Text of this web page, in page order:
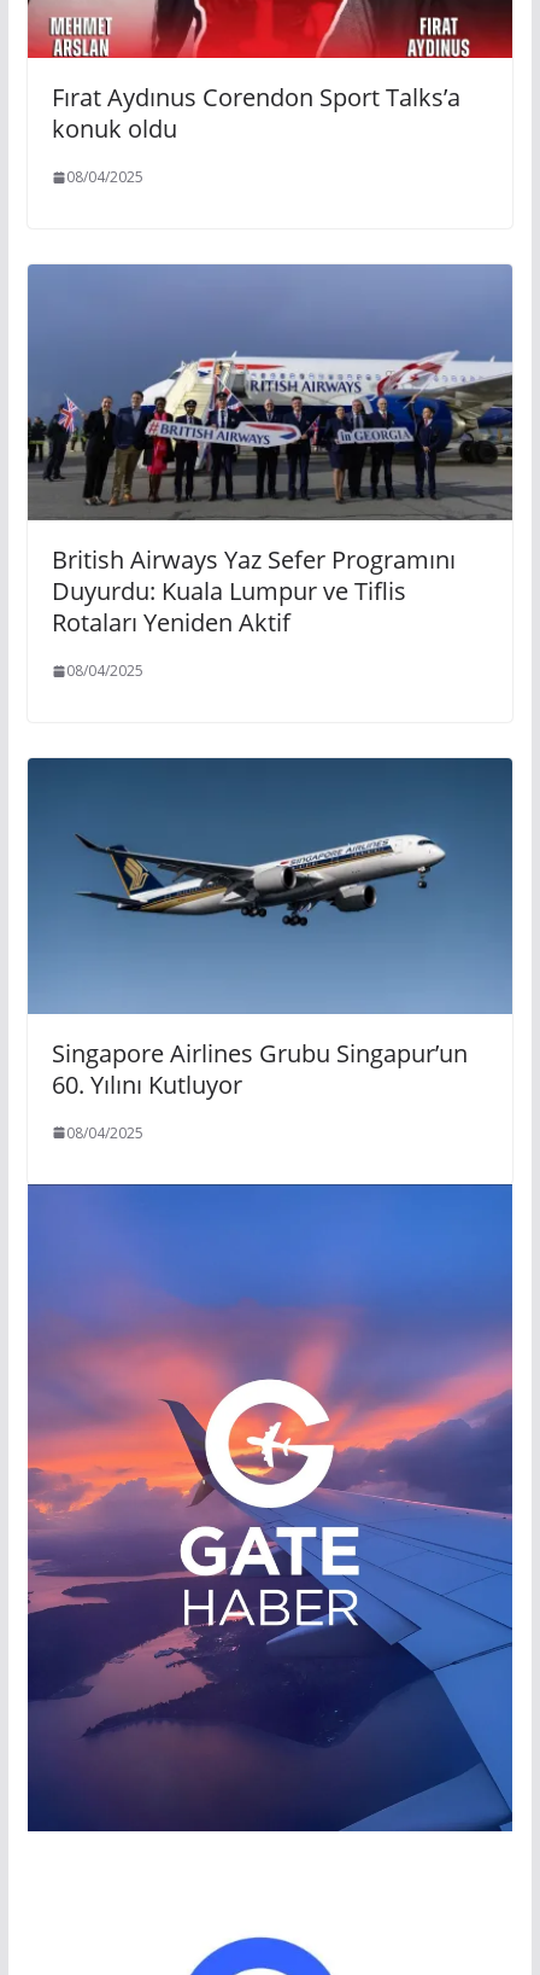
Fırat Aydınus Corendon Sport Talks’a
konuk oldu
08/04/2025
British Airways Yaz Sefer Programını
Duyurdu: Kuala Lumpur ve Tiflis
Rotaları Yeniden Aktif
08/04/2025
Singapore Airlines Grubu Singapur’un
60. Yılını Kutluyor
08/04/2025